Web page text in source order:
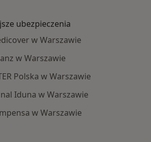
ubezpieczenia
w Warszawie
w Warszawie
Polska w Warszawie
Iduna w Warszawie
w Warszawie